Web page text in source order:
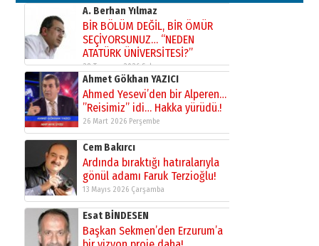
A. Berhan Yılmaz
BİR BÖLÜM DEĞİL, BİR ÖMÜR
SEÇİYORSUNUZ… “NEDEN
ATATÜRK ÜNİVERSİTESİ?”
28 Temmuz 2026 Salı
Ahmet Gökhan YAZICI
Ahmed Yesevi’den bir Alperen…
”Reisimiz” idi… Hakka yürüdü.!
26 Mart 2026 Perşembe
Cem Bakırcı
Ardında bıraktığı hatıralarıyla
gönül adamı Faruk Terzioğlu!
13 Mayıs 2026 Çarşamba
Esat BİNDESEN
Başkan Sekmen’den Erzurum’a